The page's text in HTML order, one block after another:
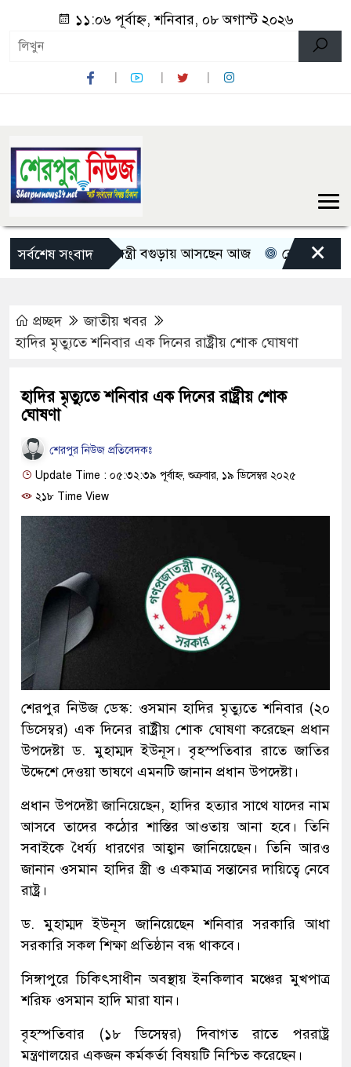
১১:০৬ পূর্বাহ্ন, শনিবার, ০৮ অগাস্ট ২০২৬
সর্বশেষ সংবাদ
তিন মন্ত্রী-প্রতিমন্ত্রী বগুড়ায় আসছেন আজ রোমান্টিক বার্তা
×
প্রচ্ছদ
জাতীয় খবর
হাদির মৃত্যুতে শনিবার এক দিনের রাষ্ট্রীয় শোক ঘোষণা
হাদির মৃত্যুতে শনিবার এক দিনের রাষ্ট্রীয় শোক
ঘোষণা
শেরপুর নিউজ প্রতিবেদকঃ
Update Time : ০৫:৩২:৩৯ পূর্বাহ্ন, শুক্রবার, ১৯ ডিসেম্বর ২০২৫
২১৮ Time View
শেরপুর নিউজ ডেস্ক: ওসমান হাদির মৃত্যুতে শনিবার (২০
ডিসেম্বর) এক দিনের রাষ্ট্রীয় শোক ঘোষণা করেছেন প্রধান
উপদেষ্টা ড. মুহাম্মদ ইউনূস। বৃহস্পতিবার রাতে জাতির
উদ্দেশে দেওয়া ভাষণে এমনটি জানান প্রধান উপদেষ্টা।
প্রধান উপদেষ্টা জানিয়েছেন, হাদির হত্যার সাথে যাদের নাম
আসবে তাদের কঠোর শাস্তির আওতায় আনা হবে। তিনি
সবাইকে ধৈর্য্য ধারণের আহ্বান জানিয়েছেন। তিনি আরও
জানান ওসমান হাদির স্ত্রী ও একমাত্র সন্তানের দায়িত্বে নেবে
রাষ্ট্র।
ড. মুহাম্মদ ইউনূস জানিয়েছেন শনিবার সরকারি আধা
সরকারি সকল শিক্ষা প্রতিষ্ঠান বন্ধ থাকবে।
সিঙ্গাপুরে চিকিৎসাধীন অবস্থায় ইনকিলাব মঞ্চের মুখপাত্র
শরিফ ওসমান হাদি মারা যান।
বৃহস্পতিবার (১৮ ডিসেম্বর) দিবাগত রাতে পররাষ্ট্র
মন্ত্রণালয়ের একজন কর্মকর্তা বিষয়টি নিশ্চিত করেছেন।